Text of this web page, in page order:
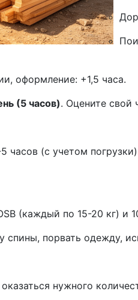
оформление: +1,5 часа.
(5 часов). Оцените свой
часов (с учетом
(каждый по 15-20 кг) и
спины, порвать одежду,
нужного